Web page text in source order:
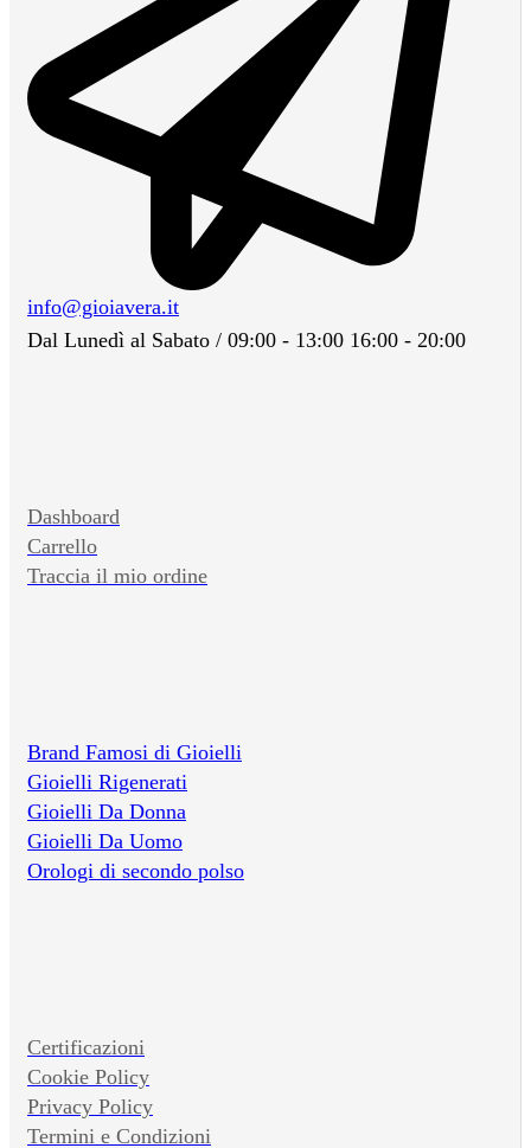
info@gioiavera.it
Dal Lunedì al Sabato / 09:00 - 13:00 16:00 - 20:00
Dashboard
Carrello
Traccia il mio ordine
Brand Famosi di Gioielli
Gioielli Rigenerati
Gioielli Da Donna
Gioielli Da Uomo
Orologi di secondo polso
Certificazioni
Cookie Policy
Privacy Policy
Termini e Condizioni